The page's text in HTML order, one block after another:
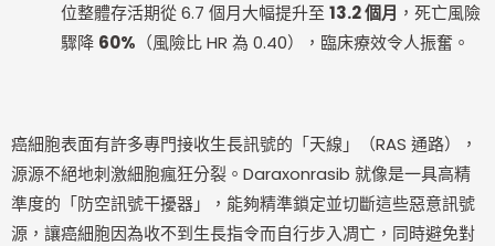
位整體存活期從 6.7 個月大幅提升至13.2 個月 ，死亡風險
驟降 60% （風險比 HR 為 0.40），臨床療效令人振奮。
癌細胞表面有許多專門接收生長訊號的「天線」（RAS 通路），
源源不絕地刺激細胞瘋狂分裂。Daraxonrasib 就像是一具高精
準度的「防空訊號干擾器」，能夠精準鎖定並切斷這些惡意訊號
源，讓癌細胞因為收不到生長指令而自行步入凋亡，同時避免對